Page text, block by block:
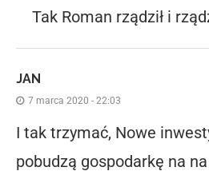
Tak Roman rządził i
JAN
7 marca 2020 - 22:03
I tak trzymać, Nowe
pobudzą gospodarkę na